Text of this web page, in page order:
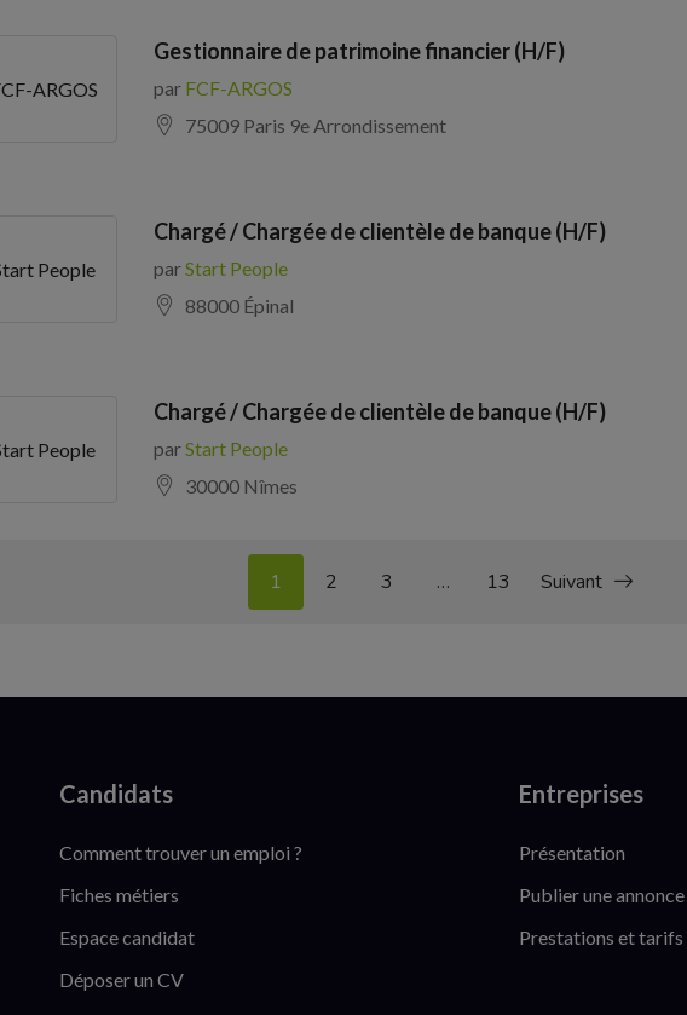
ARGOS
Gestionnaire de patrimoine financier (H/F)
par FCF-ARGOS
75009 Paris 9e Arrondissement
People
Chargé / Chargée de clientèle de banque (H/F)
parStart People
88000 Épinal
People
Chargé / Chargée de clientèle de banque (H/F)
parStart People
30000 Nîmes
1 2 3 … 13 Suivant
Candidats
Comment trouver un emploi ?
Fiches métiers
Espace candidat
Déposer un CV
Entreprises
Présentation
Publier une annonce
Prestations et tarifs